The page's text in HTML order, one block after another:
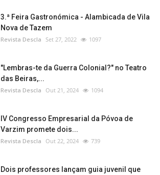
3.ª Feira Gastronómica - Alambicada de Vila
Nova de Tazem
Revista Descla Set 27, 2022 1097
"Lembras-te da Guerra Colonial?" no Teatro
das Beiras,...
Revista Descla Out 21, 2024 1094
IV Congresso Empresarial da Póvoa de
Varzim promete dois...
Revista Descla Out 22, 2024 739
Dois professores lançam guia juvenil que